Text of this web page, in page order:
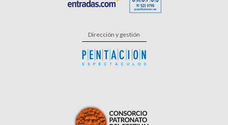
Dirección y gestión